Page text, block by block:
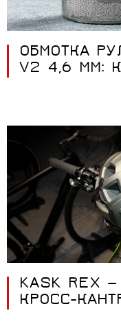
ОБМОТКА
V2 4,6 ММ:
KASK REX
КРОСС-